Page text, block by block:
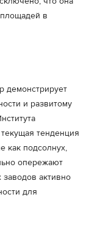
в
демонстрирует
и развитому
тенденция
как подсолнух,
опережают
активно
для